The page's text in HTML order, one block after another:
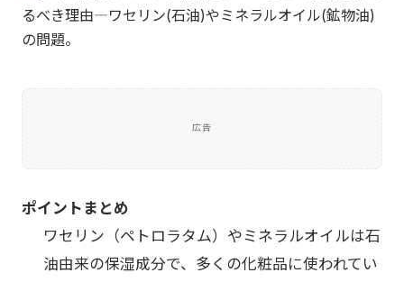
広告
ポイントまとめ
ワセリン（ペトロラタム）やミネラルオイルは石
油由来の保湿成分で、多くの化粧品に使われてい